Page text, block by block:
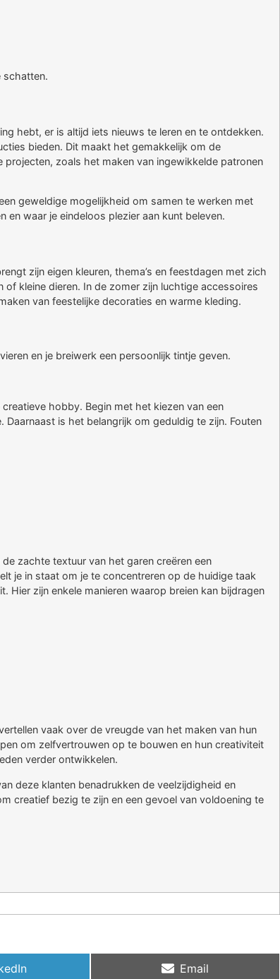
schatten.
hebt, er is altijd iets nieuws te leren en te ontdekken.
bieden. Dit maakt het gemakkelijk om de
zoals het maken van ingewikkelde patronen
geweldige mogelijkheid om samen te werken met
waar je eindeloos plezier aan kunt beleven.
zijn eigen kleuren, thema’s en feestdagen met zich
kleine dieren. In de zomer zijn luchtige accessoires
van feestelijke decoraties en warme kleding.
en je breiwerk een persoonlijk tintje geven.
hobby. Begin met het kiezen van een
is het belangrijk om geduldig te zijn. Fouten
zachte textuur van het garen creëren een
je in staat om je te concentreren op de huidige taak
Hier zijn enkele manieren waarop breien kan bijdragen
vaak over de vreugde van het maken van hun
om zelfvertrouwen op te bouwen en hun creativiteit
verder ontwikkelen.
deze klanten benadrukken de veelzijdigheid en
creatief bezig te zijn en een gevoel van voldoening te
Email